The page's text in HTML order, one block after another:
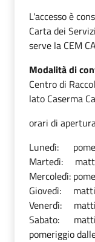
L'accesso è
Carta dei
serve la CEM
Modalità di
Centro di
lato Caserma
orari di
Lunedì:
Martedì:
Mercoledì:
Giovedì:
Venerdì:
Sabato:
pomeriggio